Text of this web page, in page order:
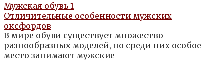
Мужская обувь 1
Отличительные особенности мужских
оксфордов
В мире обуви существует множество
разнообразных моделей, но среди них особое
место занимают мужские